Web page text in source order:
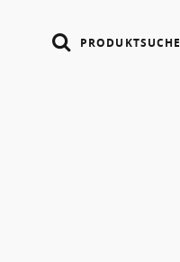
PRODUKTSUCHE